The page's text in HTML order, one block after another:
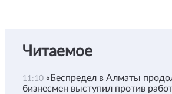
Читаемое
11:10 «Беспредел в Алматы
бизнесмен выступил против